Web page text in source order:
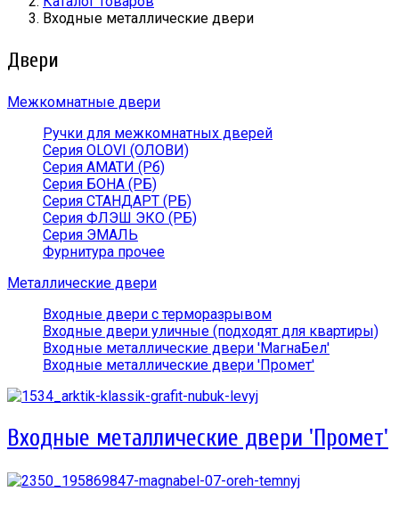
Входные металлические двери
Двери
Межкомнатные двери
Ручки для межкомнатных дверей
Серия OLOVI (ОЛОВИ)
Серия АМАТИ (Рб)
Серия БОНА (РБ)
Серия СТАНДАРТ (РБ)
Серия ФЛЭШ ЭКО (РБ)
Серия ЭМАЛЬ
Фурнитура прочее
Металлические двери
Входные двери с терморазрывом
Входные двери уличные (подходят для квартиры)
Входные металлические двери 'МагнаБел'
Входные металлические двери 'Промет'
Входные металлические двери 'Промет'